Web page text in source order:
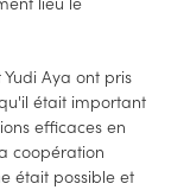
Aya ont pris
était important
efficaces en
coopération
était possible et